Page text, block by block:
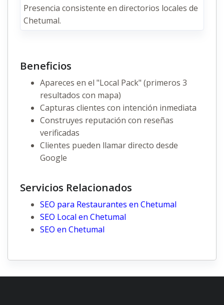
Presencia consistente en directorios locales de
Chetumal.
Beneficios
Apareces en el "Local Pack" (primeros 3
resultados con mapa)
Capturas clientes con intención inmediata
Construyes reputación con reseñas
verificadas
Clientes pueden llamar directo desde
Google
Servicios Relacionados
SEO para Restaurantes en Chetumal
SEO Local en Chetumal
SEO en Chetumal